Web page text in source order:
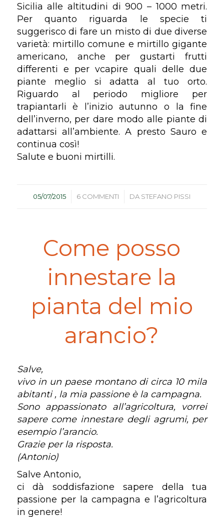
Sicilia alle altitudini di 900 – 1000 metri.
Per quanto riguarda le specie ti
suggerisco di fare un misto di due diverse
varietà: mirtillo comune e mirtillo gigante
americano, anche per gustarti frutti
differenti e per vcapire quali delle due
piante meglio si adatta al tuo orto.
Riguardo al periodo migliore per
trapiantarli è l’inizio autunno o la fine
dell’inverno, per dare modo alle piante di
adattarsi all’ambiente. A presto Sauro e
continua così!
Salute e buoni mirtilli.
05/07/2015
/ 6 COMMENTI
/ DA STEFANO PISSI
Come posso
innestare la
pianta del mio
arancio?
Salve,
vivo in un paese montano di circa 10 mila
abitanti , la mia passione è la campagna.
Sono appassionato all’agricoltura, vorrei
sapere come innestare degli agrumi, per
esempio l’arancio.
Grazie per la risposta.
(Antonio)
Salve Antonio,
ci dà soddisfazione sapere della tua
passione per la campagna e l’agricoltura
in genere!